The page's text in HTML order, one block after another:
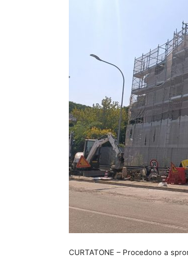
CURTATONE – Procedono a